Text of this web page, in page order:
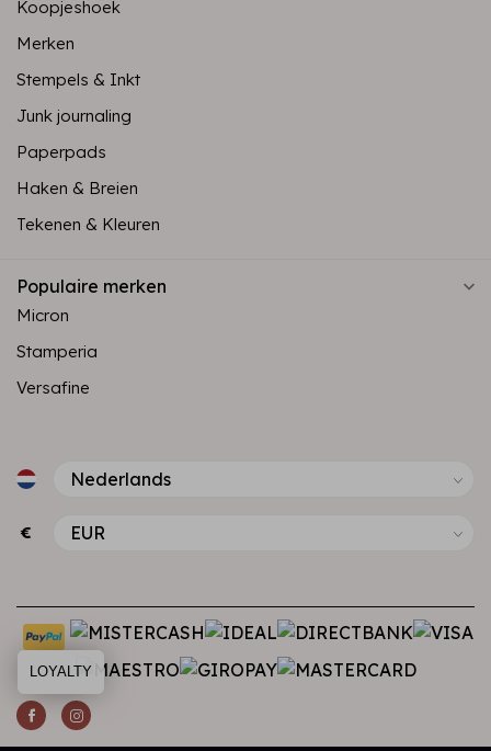
Koopjeshoek
Merken
Stempels & Inkt
Junk journaling
Paperpads
Haken & Breien
Tekenen & Kleuren
Populaire merken
Micron
Stamperia
Versafine
€
LOYALTY